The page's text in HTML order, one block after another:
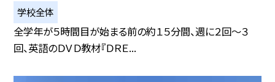
学校全体
全学年が５時間目が始まる前の約１５分間、週に２回〜３
回、英語のＤＶＤ教材『ＤＲＥ...